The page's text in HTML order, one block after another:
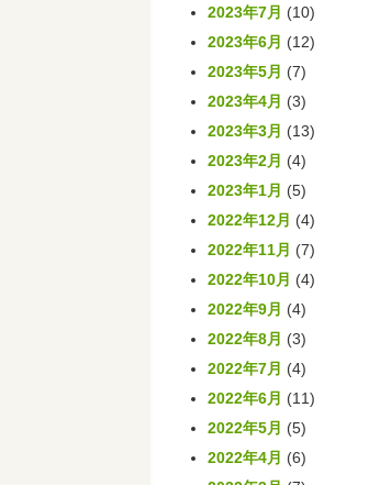
2023年7月 (10)
2023年6月 (12)
2023年5月 (7)
2023年4月 (3)
2023年3月 (13)
2023年2月 (4)
2023年1月 (5)
2022年12月 (4)
2022年11月 (7)
2022年10月 (4)
2022年9月 (4)
2022年8月 (3)
2022年7月 (4)
2022年6月 (11)
2022年5月 (5)
2022年4月 (6)